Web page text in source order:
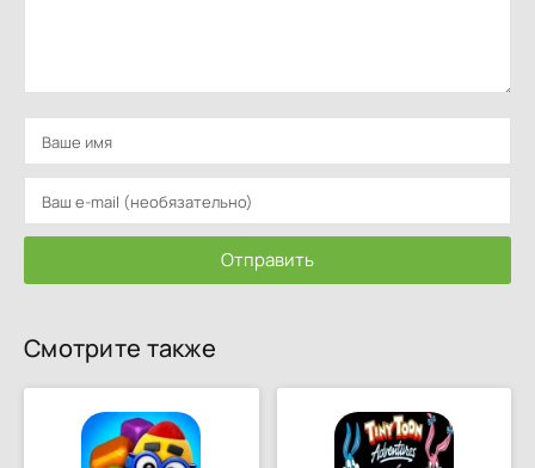
Отправить
Смотрите также